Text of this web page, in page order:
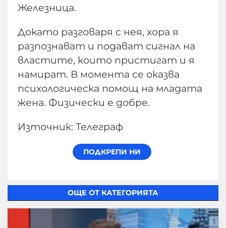
Железница.
Докато разговаря с нея, хора я
разпознават и подават сигнал на
властите, които пристигат и я
намират. В момента се оказва
психологическа помощ на младата
жена. Физически е добре.
Източник: Телеграф
ОЩЕ ОТ КАТЕГОРИЯТА